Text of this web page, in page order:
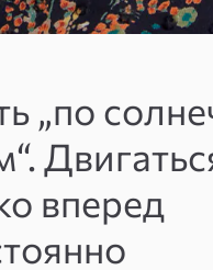
„по
вперед